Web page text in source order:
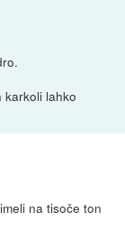
karkoli lahko
na tisoče ton